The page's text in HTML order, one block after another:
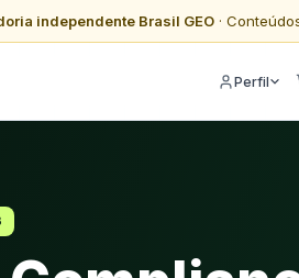
independente Brasil GEO·
Perfil